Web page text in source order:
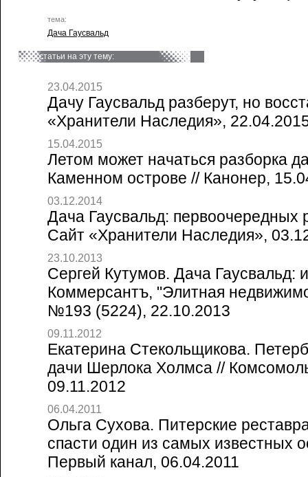
тема:
Дача Гаусвальд
статьи на эту тему:
23.04.2015
Дачу Гаусвальд разберут, но
«Хранители Наследия»,
15.04.2015
Летом может начаться разборка
Каменном острове // Канонер,
03.12.2014
Дача Гаусвальд: первоочередных
Сайт «Хранители Наследия»,
23.10.2013
Сергей Кутумов. Дача
Коммерсантъ, "Элитная
№193 (5224), 22.10.2013
09.11.2012
Екатерина Стекольщикова.
дачи Шерлока Холмса //
09.11.2012
06.04.2011
Ольга Сухова. Питерские
спасти один из самых известных
Первый канал, 06.04.2011